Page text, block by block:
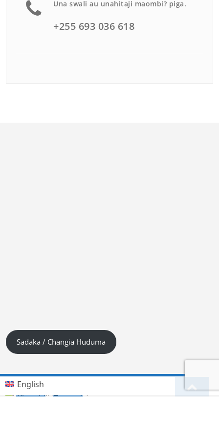
Una swali au unahitaji maombi? piga.
+255 693 036 618
Sadaka / Changia Huduma
English
Kiswahili (Tanzania)